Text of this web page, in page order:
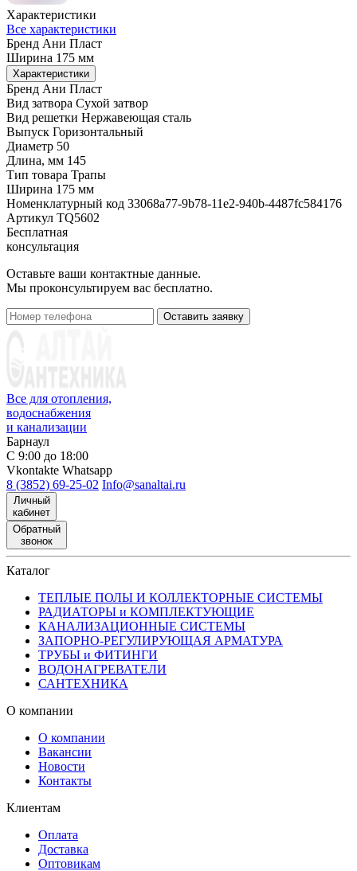
Характеристики
Все характеристики
Бренд Ани Пласт
Ширина 175 мм
Характеристики
Бренд Ани Пласт
Вид затвора Сухой затвор
Вид решетки Нержавеющая сталь
Выпуск Горизонтальный
Диаметр 50
Длина, мм 145
Тип товара Трапы
Ширина 175 мм
Номенклатурный код 33068a77-9b78-11e2-940b-4487fc584176
Артикул ТQ5602
Бесплатная
консультация
Оставьте ваши контактные данные.
Мы проконсультируем вас бесплатно.
Оставить заявку
Все для отопления,
водоснабжения
и канализации
Барнаул
С 9:00 до 18:00
Vkontakte Whatsapp
8 (3852) 69-25-02 Info@sanaltai.ru
Личный
кабинет
Обратный
звонок
Каталог
ТЕПЛЫЕ ПОЛЫ И КОЛЛЕКТОРНЫЕ СИСТЕМЫ
РАДИАТОРЫ и КОМПЛЕКТУЮЩИЕ
КАНАЛИЗАЦИОННЫЕ СИСТЕМЫ
ЗАПОРНО-РЕГУЛИРУЮЩАЯ АРМАТУРА
ТРУБЫ и ФИТИНГИ
ВОДОНАГРЕВАТЕЛИ
САНТЕХНИКА
О компании
О компании
Вакансии
Новости
Контакты
Клиентам
Оплата
Доставка
Оптовикам